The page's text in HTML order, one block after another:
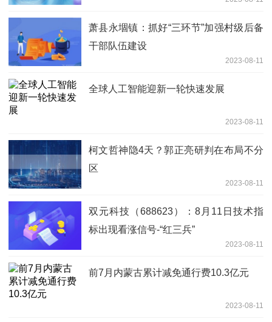
萧县永堌镇：抓好“三环节”加强村级后备
干部队伍建设
2023-08-11
全球人工智能迎新一轮快速发展
2023-08-11
柯文哲神隐4天？郭正亮研判在布局不分
区
2023-08-11
双元科技（688623）：8月11日技术指
标出现看涨信号-“红三兵”
2023-08-11
前7月内蒙古累计减免通行费10.3亿元
2023-08-11